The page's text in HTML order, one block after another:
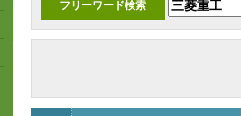
フリーワード検索